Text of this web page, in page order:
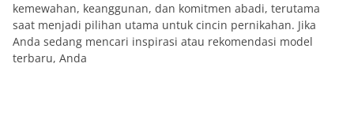
kemewahan, keanggunan, dan komitmen abadi, terutama
saat menjadi pilihan utama untuk cincin pernikahan. Jika
Anda sedang mencari inspirasi atau rekomendasi model
terbaru, Anda